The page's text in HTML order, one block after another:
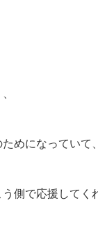
めになっていて、
側で応援してく